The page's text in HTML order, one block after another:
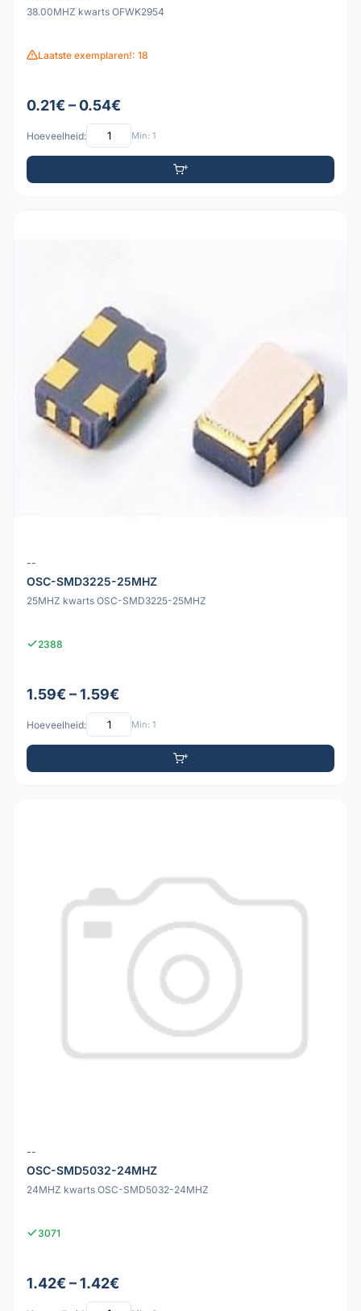
38.00MHZ kwarts OFWK2954
Laatste exemplaren!: 18
0.21€ – 0.54€
Hoeveelheid: Min: 1
--
OSC-SMD3225-25MHZ
25MHZ kwarts OSC-SMD3225-25MHZ
2388
1.59€ – 1.59€
Hoeveelheid: Min: 1
--
OSC-SMD5032-24MHZ
24MHZ kwarts OSC-SMD5032-24MHZ
3071
1.42€ – 1.42€